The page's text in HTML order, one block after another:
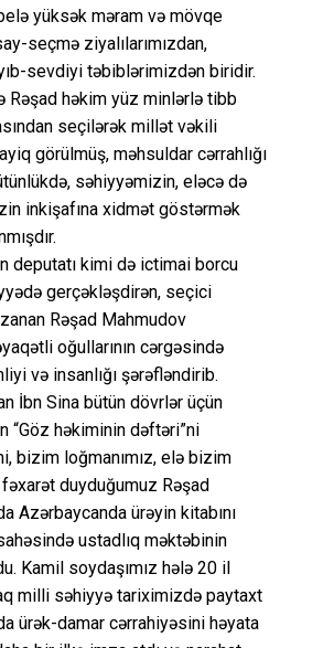
yüksək məram və mövqe
seçmə ziyalılarımızdan,
sevdiyi təbiblərimizdən biridir.
Rəşad həkim yüz minlərlə tibb
seçilərək millət vəkili
görülmüş, məhsuldar cərrahlığı
səhiyyəmizin, eləcə də
inkişafına xidmət göstərmək
deputatı kimi də ictimai borcu
gerçəkləşdirən, seçici
Rəşad Mahmudov
oğullarının cərgəsində
və insanlığı şərəfləndirib.
İbn Sina bütün dövrlər üçün
“Göz həkiminin dəftəri”ni
bizim loğmanımız, elə bizim
duyduğumuz Rəşad
Azərbaycanda ürəyin kitabını
ustadlıq məktəbinin
Kamil soydaşımız hələ 20 il
milli səhiyyə tariximizdə paytaxt
ürək-damar cərrahiyəsini həyata